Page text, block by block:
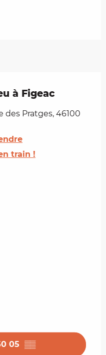
à Figeac
des Pratges, 46100
train !
05 ▒▒